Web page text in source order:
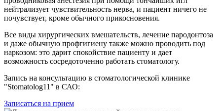
нейтрализует чувствительность нерва, и пациент ничего не
почувствует, кроме обычного прикосновения.
Все виды хирургических вмешательств, лечение пародонтоза
и даже обычную профгигиену также можно проводить под
наркозом: это дарит спокойствие пациенту и дает
возможность сосредоточенно работать стоматологу.
Запись на консультацию в стоматологической клинике
"Stomatolog11" в САО:
Записаться на прием